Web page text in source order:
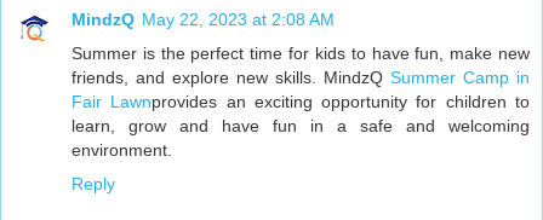
MindzQ May 22, 2023 at 2:08 AM
Summer is the perfect time for kids to have fun, make new
friends, and explore new skills. MindzQ Summer Camp in
Fair Lawnprovides an exciting opportunity for children to
learn, grow and have fun in a safe and welcoming
environment.
Reply